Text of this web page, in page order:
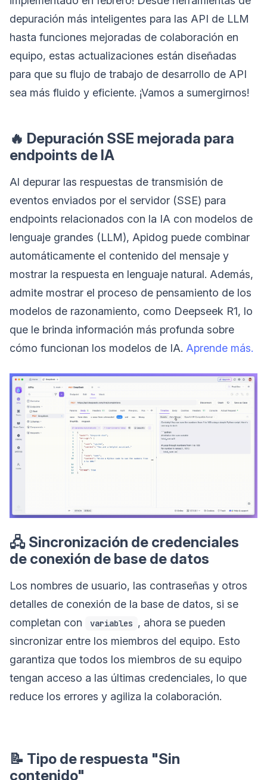
depuración más inteligentes para las API de LLM
hasta funciones mejoradas de colaboración en
equipo, estas actualizaciones están diseñadas
para que su flujo de trabajo de desarrollo de API
sea más fluido y eficiente. ¡Vamos a sumergirnos!
🔥 Depuración SSE mejorada para
endpoints de IA
Al depurar las respuestas de transmisión de
eventos enviados por el servidor (SSE) para
endpoints relacionados con la IA con modelos de
lenguaje grandes (LLM), Apidog puede combinar
automáticamente el contenido del mensaje y
mostrar la respuesta en lenguaje natural. Además,
admite mostrar el proceso de pensamiento de los
modelos de razonamiento, como Deepseek R1, lo
que le brinda información más profunda sobre
cómo funcionan los modelos de IA. Aprende más.
🖧 Sincronización de credenciales
de conexión de base de datos
Los nombres de usuario, las contraseñas y otros
detalles de conexión de la base de datos, si se
completan con
variables , ahora se pueden
sincronizar entre los miembros del equipo. Esto
garantiza que todos los miembros de su equipo
tengan acceso a las últimas credenciales, lo que
reduce los errores y agiliza la colaboración.
📝 Tipo de respuesta "Sin
contenido"